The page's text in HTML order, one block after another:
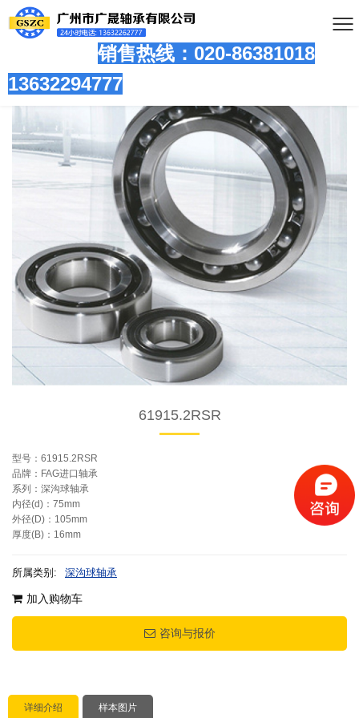
销售热线：020-86381018
13632294777
61915.2RSR
型号：61915.2RSR
品牌：FAG进口轴承
系列：深沟球轴承
内径(d)：75mm
外径(D)：105mm
厚度(B)：16mm
所属类别: 深沟球轴承
加入购物车
咨询与报价
详细介绍 样本图片